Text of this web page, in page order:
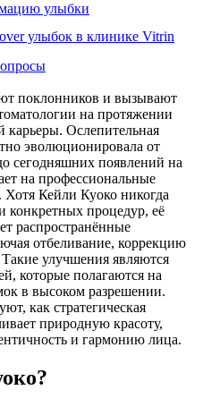
улыбки
улыбок в клинике Vitrin
поклонников и вызывают
на протяжении
карьеры. Ослепительная
эволюционировала от
сегодняшних появлений на
на профессиональные
Хотя Кейли Куоко никогда
конкретных процедур, её
распространённые
отбеливание, коррекцию
улучшения являются
которые полагаются на
в высоком разрешении.
как стратегическая
природную красоту,
и гармонию лица.